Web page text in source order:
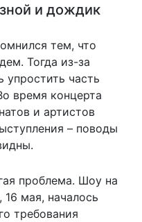
и дождик
тем, что
. Тогда из-за
часть
время концерта
и артистов
– поводы
проблема. Шоу на
16 мая, началось
требования